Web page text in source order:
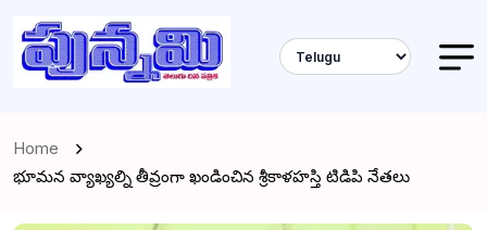
Home
భూమన వ్యాఖ్యల్ని తీవ్రంగా ఖండించిన శ్రీకాళహస్తి టిడిపి నేతలు